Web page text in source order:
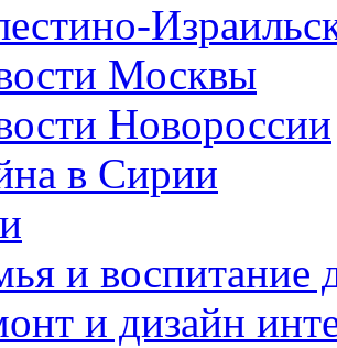
Москвы
Новороссии
в Сирии
и воспитание
и дизайн